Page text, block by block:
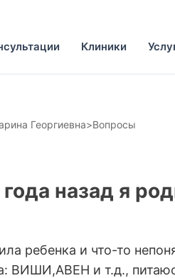
Клиники
Георгиевна>Вопросы
назад я
ребенка и что-то
ВИШИ,АВЕН и т.д.,